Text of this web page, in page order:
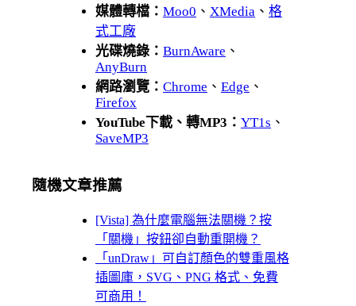
媒體轉檔： Moo0 、 XMedia 、 格
式工廠
光碟燒錄： BurnAware 、
AnyBurn
網路瀏覽： Chrome 、 Edge 、
Firefox
YouTube下載、轉MP3： YT1s 、
SaveMP3
隨機文章推薦
[Vista] 為什麼電腦無法關機？按
「關機」按鈕卻自動重開機？
「unDraw」可自訂顏色的雙重風格
插圖庫，SVG、PNG 格式、免費
可商用！